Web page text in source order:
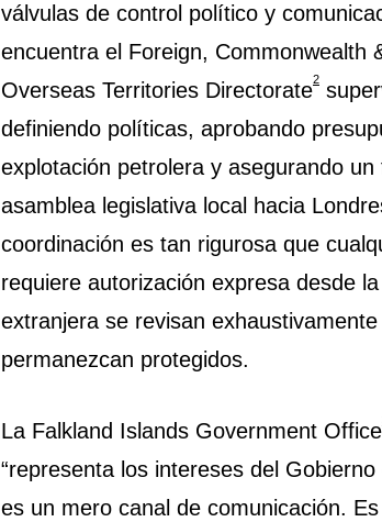
válvulas de control político y
encuentra el Foreign, Commonwealth
Overseas Territories Directorate2
definiendo políticas, aprobando
explotación petrolera y asegurando
asamblea legislativa local hacia
coordinación es tan rigurosa que
requiere autorización expresa desde
extranjera se revisan
permanezcan protegidos.
La Falkland Islands Government Office
“representa los intereses del
es un mero canal de comunicación.